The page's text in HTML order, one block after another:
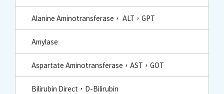
Alanine Aminotransferase， ALT，GPT
Amylase
Aspartate Aminotransferase，AST，GOT
Bilirubin Direct，D-Bilirubin